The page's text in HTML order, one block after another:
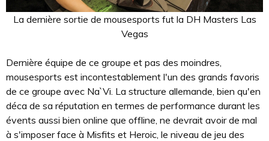
La dernière sortie de mousesports fut la DH Masters Las
Vegas
Dernière équipe de ce groupe et pas des moindres,
mousesports est incontestablement l'un des grands favoris
de ce groupe avec Na`Vi. La structure allemande, bien qu'en
déca de sa réputation en termes de performance durant les
évents aussi bien online que offline, ne devrait avoir de mal
à s'imposer face à Misfits et Heroic, le niveau de jeu des